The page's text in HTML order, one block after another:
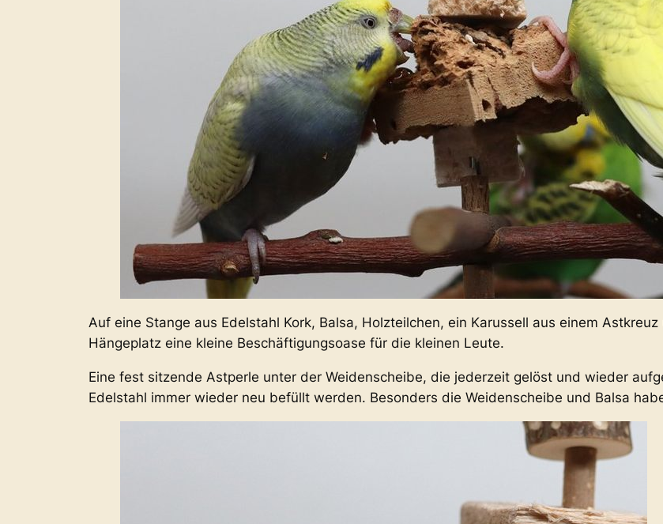
Auf eine Stange aus Edelstahl Kork, Balsa, Holzteilchen, ein Karussell aus einem
Hängeplatz eine kleine Beschäftigungsoase für die kleinen Leute.
Eine fest sitzende Astperle unter der Weidenscheibe, die jederzeit gelöst und wieder
Edelstahl immer wieder neu befüllt werden. Besonders die Weidenscheibe und Balsa